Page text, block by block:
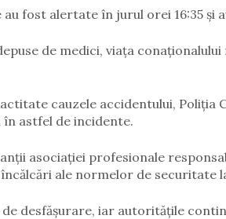
au fost alertate în jurul orei 16:35
de medici, viața
cauzele accidentului,
astfel de incidente.
asociației profesionale
ale normelor de securitate
desfășurare, iar autoritățile